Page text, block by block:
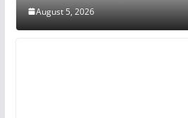
August 5, 2026